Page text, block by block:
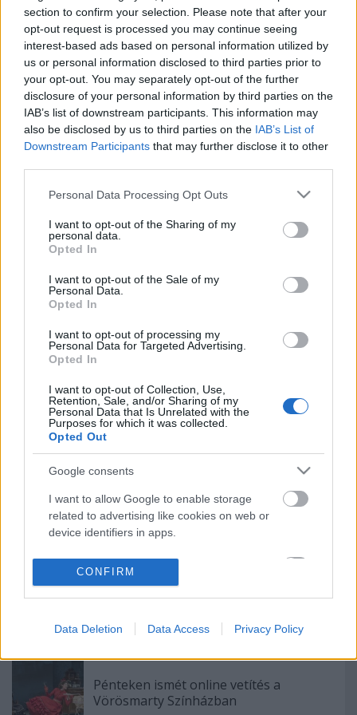
section to confirm your selection. Please note that after your
opt-out request is processed you may continue seeing
interest-based ads based on personal information utilized by
us or personal information disclosed to third parties prior to
your opt-out. You may separately opt-out of the further
disclosure of your personal information by third parties on the
IAB’s list of downstream participants. This information may
also be disclosed by us to third parties on the IAB’s List of
Downstream Participants that may further disclose it to other
Please note that this website/app uses one or more Google
not limited to your visit or usage behaviour. You may click to
grant or deny consent to Google and its third-party tags to
use your data for below specified purposes in below Google
consent section.
Personal Data Processing Opt Outs
I want to opt-out of the Sharing of my
personal data.
Opted In
I want to opt-out of the Sale of my
Personal Data.
Opted In
I want to opt-out of processing my
Personal Data for Targeted Advertising.
Opted In
I want to opt-out of Collection, Use,
Retention, Sale, and/or Sharing of my
Personal Data that Is Unrelated with the
Purposes for which it was collected.
Opted Out
Google consents
I want to allow Google to enable storage
related to advertising like cookies on web or
device identifiers in apps.
I want to allow my user data to be sent to
Google for online advertising purposes.
personalized advertising.
I want to allow Google to enable storage
related to analytics like cookies on web or
device identifiers in apps.
CONFIRM
Data Deletion Data Access Privacy Policy
Csuja Imre
Kerekes
Évával az
Örkény
Színház A
hülyéje
című
előadásban
Tovább az interjúra >>>
Ajánlott bejegyzések:
Különleges találkozások Zsámbékon
"Csak engedjenek át a határon, jövünk!"
A Madách Színház zárt ajtók mellett is
közel 6000 nézőt fogadott júniusban
A jövő évadra kilenc bemutatóval készül a
Pénteken ismét online vetítés a
Vörösmarty Színházban